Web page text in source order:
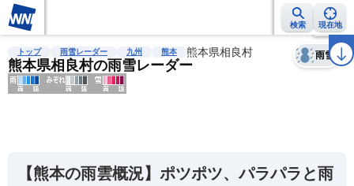
検索 現在地
雨雲レーダー 台風情報 地震情報 警報・注意報 2週間天気 ラ
トップ 雨雪レーダー 九州 熊本 熊本県相良村
熊本県相良村の雨雪レーダー
雨雪
天気 台風
【熊本の雨雲概況】ポツポツ、パラパラと雨